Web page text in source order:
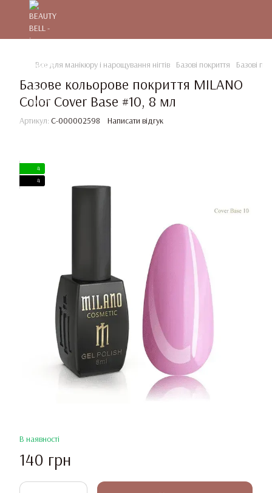
Все для манікюру і нарощування нігтів Базові покриття Базові
Базове кольорове покриття MILANO
Color Cover Base #10, 8 мл
Артикул: C-000002598 Написати відгук
4
4
В наявності
140 грн